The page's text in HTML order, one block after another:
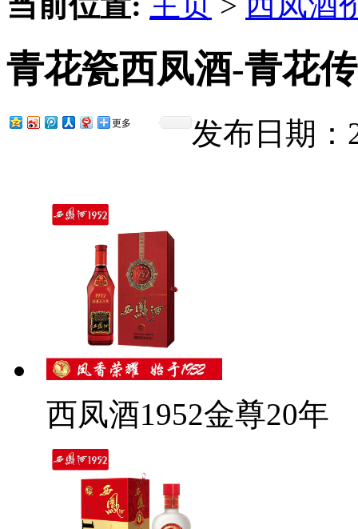
青花瓷西凤酒-青花
发布日期：
更多
西凤酒1952金尊20年